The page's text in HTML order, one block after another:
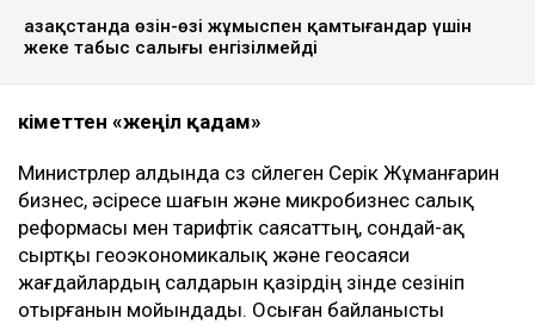
Қазақстанда өзін-өзі жұмыспен қамтығандар үшін
жеке табыс салығы енгізілмейді
Үкіметтен «жеңіл қадам»
Министрлер алдында сөз сөйлеген Серік Жұманғарин
бизнес, әсіресе шағын және микробизнес салық
реформасы мен тарифтік саясаттың, сондай-ақ
сыртқы геоэкономикалық және геосаяси
жағдайлардың салдарын қазірдің өзінде сезініп
отырғанын мойындады. Осыған байланысты